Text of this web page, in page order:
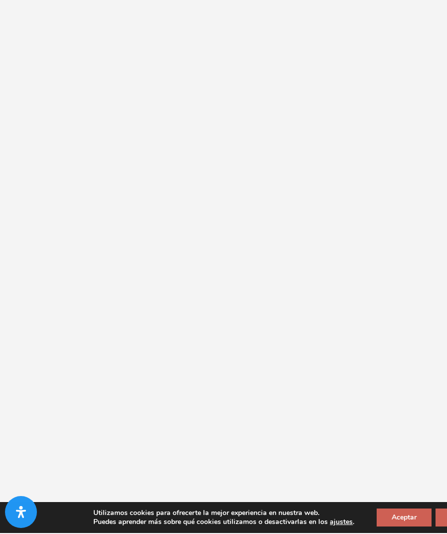
Utilizamos cookies para ofrecerte la mejor experiencia en nuestra web.
Puedes aprender más sobre qué cookies utilizamos o desactivarlas en losajustes. Aceptar